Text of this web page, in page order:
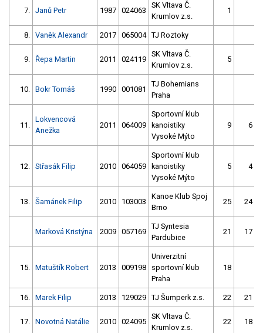
7. Janů Petr 1987 024063
SK Vltava Č.
Krumlov z.s.
1
8. Vaněk Alexandr 2017 065004 TJ Roztoky
9. Řepa Martin 2011 024119
SK Vltava Č.
Krumlov z.s.
5
10. Bokr Tomáš 1990 001081
TJ Bohemians
Praha
11.
Lokvencová
Anežka
2011 064009
Sportovní klub
kanoistiky
Vysoké Mýto
9 6
12. Střasák Filip 2010 064059
Sportovní klub
kanoistiky
Vysoké Mýto
5 4
13. Šamánek Filip 2010 103003
Kanoe Klub Spoj
Brno
25 24
Marková Kristýna 2009 057169
TJ Syntesia
Pardubice
21 17
15. Matuštík Robert 2013 009198
Univerzitní
sportovní klub
Praha
18
16. Marek Filip 2013 129029 TJ Šumperk z.s. 22 21
17. Novotná Natálie 2010 024095
SK Vltava Č.
Krumlov z.s.
22 18